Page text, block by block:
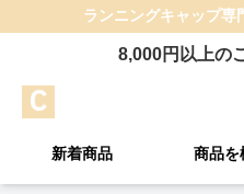
ランニングキャップ専
8,000円以上の
新着商品 商品を